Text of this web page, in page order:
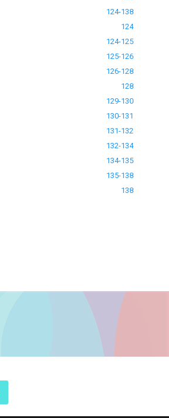
124-138
124
124-125
125-126
126-128
128
129-130
130-131
131-132
132-134
134-135
135-138
138